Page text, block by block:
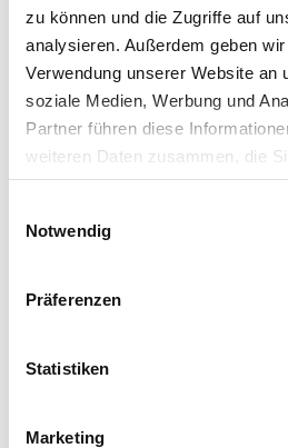
zu können und die Zugriffe auf
analysieren. Außerdem geben
Verwendung unserer Website an
soziale Medien, Werbung und
Partner führen diese
weiteren Daten zusammen, die
haben oder die sie im Rahmen
Notwendig
Präferenzen
Statistiken
Marketing
Das könnte Sie